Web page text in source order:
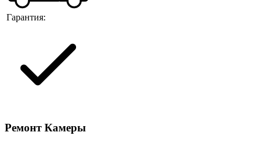
Гарантия:
Ремонт Камеры